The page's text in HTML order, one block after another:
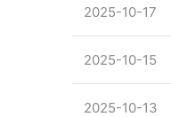
2025-10-17
2025-10-15
2025-10-13